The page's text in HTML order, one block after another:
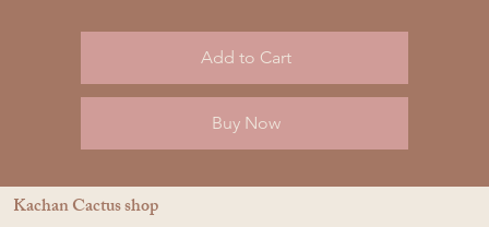
Add to Cart
Buy Now
Kachan Cactus shop